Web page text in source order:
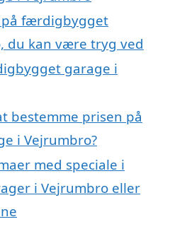
på færdigbygget
du kan være tryg ved
garage i
bestemme prisen på
i Vejrumbro?
med speciale i
i Vejrumbro eller